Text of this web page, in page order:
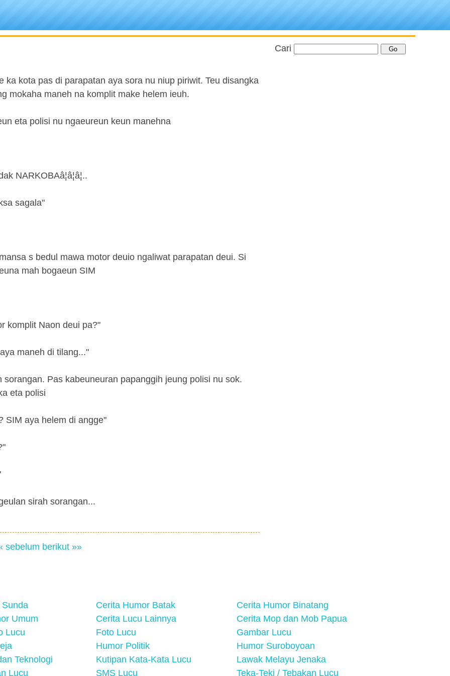
ka kota pas di parapatan aya sora nu niup piriwit. Teu disangka
mokaha maneh na komplit make helem ieuh.
eta polisi nu ngaeureun keun manehna
sagala"
s bedul mawa motor deuio ngaliwat parapatan deui. Si
mah bogaeun SIM
komplit Naon deui pa?"
maneh di tilang..."
Pas kabeuneuran papanggih jeung polisi nu sok.
eta polisi
SIM aya helem di angge"
sirah sorangan...
sebelum berikut »»
Cari
Cerita Humor Batak
Cerita Humor Binatang
Umum
Cerita Lucu Lainnya
Cerita Mop dan Mob Papua
Lucu
Foto Lucu
Gambar Lucu
Humor Politik
Humor Suroboyoan
Teknologi
Kutipan Kata-Kata Lucu
Lawak Melayu Jenaka
Lucu
SMS Lucu Teka-Teki / Tebakan Lucu